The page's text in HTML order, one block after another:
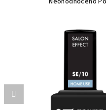
hvězdiček.